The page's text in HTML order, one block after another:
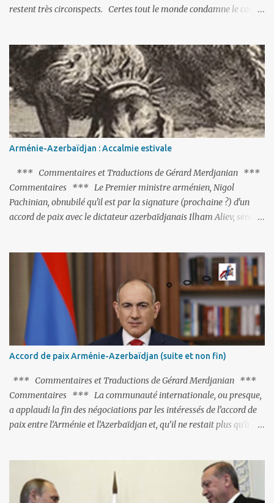
restent très circonspects. Certes tout le monde condamne le coup
actions menées par le président Erdoğan, et pour certains sur la
réalisation du putsch lui-même.
Arménie-Azerbaïdjan : Accalmie estivale
*** Commentaires et Traductions de Gérard Merdjanian ***
Commentaires *** Le Premier ministre arménien, Nigol
Pachinian, obnubilé qu'il est par la signature (prochaine ?) d'un
accord de paix avec le dictateur azerbaïdjanais Ilham Aliev, serait
C'est hélas fort peu probable ; l'Histoire ou la Littérature ne sont
pas ses points forts, pas plus d'ailleurs que les négociations avec le
tandem turco-azéri. Faisant fi de tout ce qui précède la chute de
l'URSS, il est exclusivement intéressé par ce qu'il nomme «
l'Arménie réelle ». Même les trois présidents qu'ils l'ont précédés ne
trouvent pas grâce à ses yeux, les traitant de tous les noms, avant
de les traîner en justice. Et comme les politiciens ne lui suffisent
pas, il s'attaque aux dignitaires de l'Église arménienne, les...
Accord de paix Arménie-Azerbaïdjan (suite et non fin)
*** Commentaires et Traductions de Gérard Merdjanian ***
Commentaires *** La communauté internationale, ou presque,
a applaudi la fin des négociations par les intéressés de l’accord de
paix entre l’Arménie et l’Azerbaïdjan et, qu’il ne restait plus qu’à le
Les deux points non résolus portaient sur la renonciation aux
revendications internationales mutuelles et sur l'abstention de
déployer des représentants d'autres pays le long de la frontière